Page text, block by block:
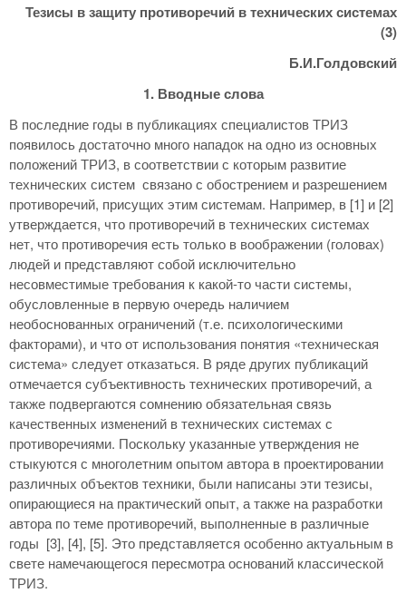
Тезисы в защиту противоречий в технических системах
(3)
Б.И.Голдовский
1. Вводные слова
В последние годы в публикациях специалистов ТРИЗ
появилось достаточно много нападок на одно из основных
положений ТРИЗ, в соответствии с которым развитие
технических систем связано с обострением и разрешением
противоречий, присущих этим системам. Например, в [1] и [2]
утверждается, что противоречий в технических системах
нет, что противоречия есть только в воображении (головах)
людей и представляют собой исключительно
несовместимые требования к какой-то части системы,
обусловленные в первую очередь наличием
необоснованных ограничений (т.е. психологическими
факторами), и что от использования понятия «техническая
система» следует отказаться. В ряде других публикаций
отмечается субъективность технических противоречий, а
также подвергаются сомнению обязательная связь
качественных изменений в технических системах с
противоречиями. Поскольку указанные утверждения не
стыкуются с многолетним опытом автора в проектировании
различных объектов техники, были написаны эти тезисы,
опирающиеся на практический опыт, а также на разработки
автора по теме противоречий, выполненные в различные
годы [3], [4], [5]. Это представляется особенно актуальным в
свете намечающегося пересмотра оснований классической
ТРИЗ.